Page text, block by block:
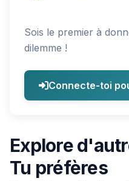
Sois le premier à
dilemme !
Connecte-toi
Explore
Tu préfères